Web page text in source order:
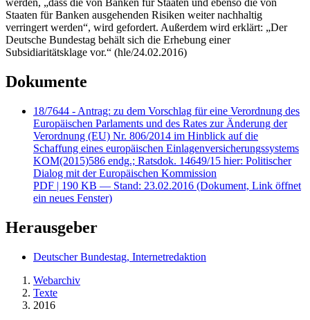
werden, „dass die von Banken für Staaten und ebenso die von
Staaten für Banken ausgehenden Risiken weiter nachhaltig
verringert werden“, wird gefordert. Außerdem wird erklärt: „Der
Deutsche Bundestag behält sich die Erhebung einer
Subsidiaritätsklage vor.“ (hle/24.02.2016)
Dokumente
18/7644 - Antrag: zu dem Vorschlag für eine Verordnung des
Europäischen Parlaments und des Rates zur Änderung der
Verordnung (EU) Nr. 806/2014 im Hinblick auf die
Schaffung eines europäischen Einlagenversicherungssystems
KOM(2015)586 endg.; Ratsdok. 14649/15 hier: Politischer
Dialog mit der Europäischen Kommission
PDF | 190 KB — Stand: 23.02.2016 (Dokument, Link öffnet
ein neues Fenster)
Herausgeber
Deutscher Bundestag, Internetredaktion
Webarchiv
Texte
2016